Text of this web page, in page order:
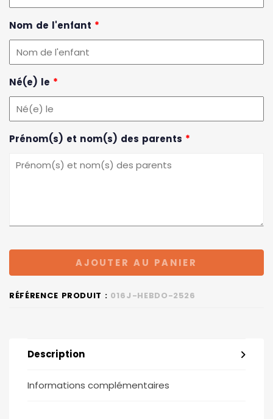
Nom de l'enfant *
Né(e) le *
Prénom(s) et nom(s) des parents *
AJOUTER AU PANIER
RÉFÉRENCE PRODUIT : 016J-HEBDO-2526
Description
Informations complémentaires